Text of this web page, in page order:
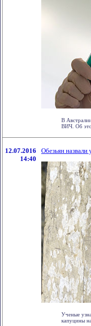
В
ВИЧ. Об
12.07.2016
14:40
Обезьян
Ученые
капуцины